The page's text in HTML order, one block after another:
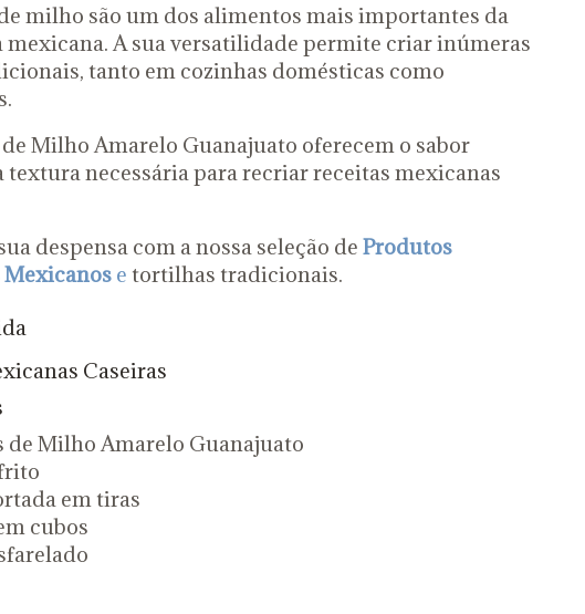
milho são um dos alimentos mais importantes da
mexicana. A sua versatilidade permite criar inúmeras
tanto em cozinhas domésticas como
Milho Amarelo Guanajuato oferecem o sabor
textura necessária para recriar receitas mexicanas
despensa com a nossa seleção de Produtos
e tortilhas tradicionais.
Caseiras
de Milho Amarelo Guanajuato
em tiras
cubos